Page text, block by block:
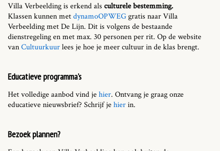
Villa Verbeelding is erkend als culturele bestemming.
Klassen kunnen metdynamoOPWEGgratis naar Villa
Verbeelding met De Lijn. Dit is volgens de bestaande
dienstregeling en met max. 30 personen per rit. Op de website
vanCultuurkuurlees je hoe je meer cultuur in de klas brengt.
Educatieve programma's
Het volledige aanbod vind jehier. Ontvang je graag onze
educatieve nieuwsbrief? Schrijf jehierin.
Bezoek plannen?